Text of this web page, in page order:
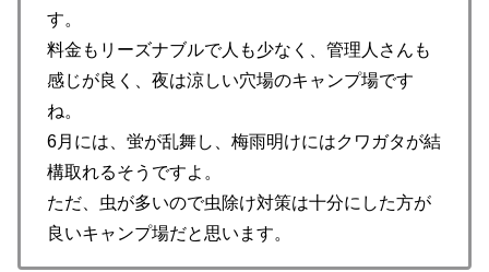
す。
料金もリーズナブルで人も少なく、管理人さんも
感じが良く、夜は涼しい穴場のキャンプ場です
ね。
6月には、蛍が乱舞し、梅雨明けにはクワガタが結
構取れるそうですよ。
ただ、虫が多いので虫除け対策は十分にした方が
良いキャンプ場だと思います。